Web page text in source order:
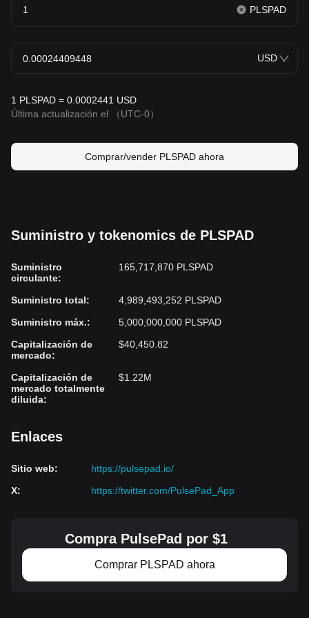
poner su dinero con confianza. Con su enfoque en la seguridad,
PLSPAD
USD
1 PLSPAD = 0.0002441 USD
Última actualización el
（UTC-0）
Comprar/vender PLSPAD ahora
Suministro y tokenomics de PLSPAD
Suministro
circulante:
165,717,870 PLSPAD
Suministro total:
4,989,493,252 PLSPAD
Suministro máx.:
5,000,000,000 PLSPAD
Capitalización de
mercado:
$40,450.82
Capitalización de
mercado totalmente
diluida:
$1.22M
Enlaces
Sitio web:
https://pulsepad.io/
X: https://twitter.com/PulsePad_App
Compra PulsePad por $1
Comprar PLSPAD ahora